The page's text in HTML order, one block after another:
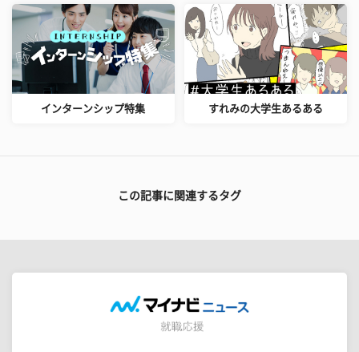
インターンシップ特集 すれみの大学生あるある
この記事に関連するタグ